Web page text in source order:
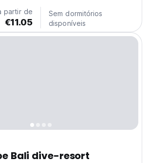
partir de
€11.05
Sem dormitórios
disponíveis
Bali dive-resort